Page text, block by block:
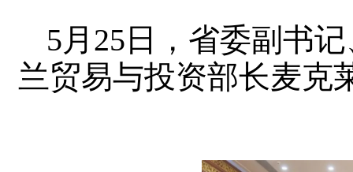
5月25日，省委副书
兰贸易与投资部长麦克